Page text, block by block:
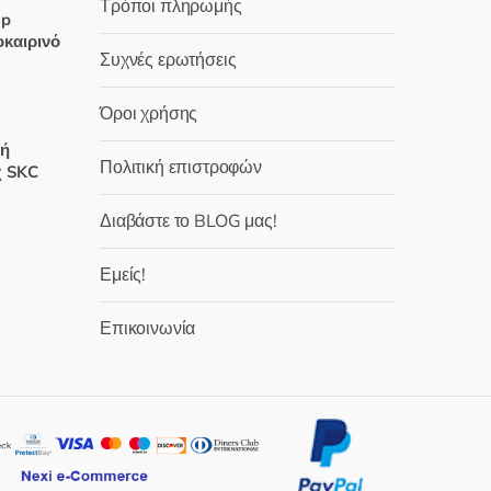
SKC
Τρόποι πληρωμής
Συχνές ερωτήσεις
Όροι χρήσης
Πολιτική επιστροφών
Διαβάστε το BLOG μας!
Εμείς!
Επικοινωνία